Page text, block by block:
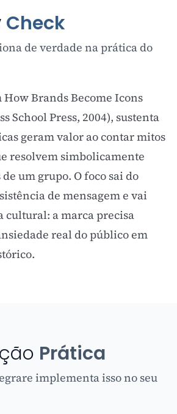
Check
de verdade na prática do
Brands Become Icons
School Press, 2004), sustenta
geram valor ao contar mitos
resolvem simbolicamente
um grupo. O foco sai do
de mensagem e vai
cultural: a marca precisa
real do público em
Prática
implementa isso no seu